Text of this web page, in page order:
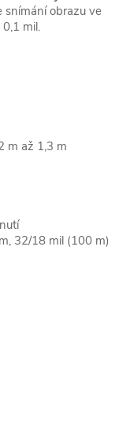
snímání obrazu ve
mil.
m až 1,3 m
32/18 mil (100 m)